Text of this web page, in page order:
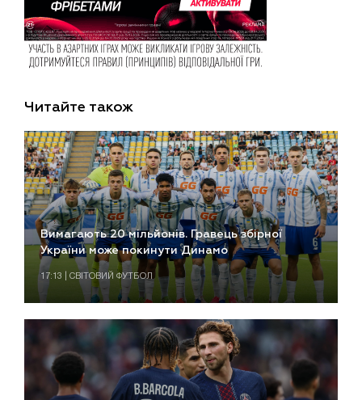
Читайте також
Вимагають 20 мільйонів. Гравець збірної
України може покинути Динамо
17:13 | СВІТОВИЙ ФУТБОЛ